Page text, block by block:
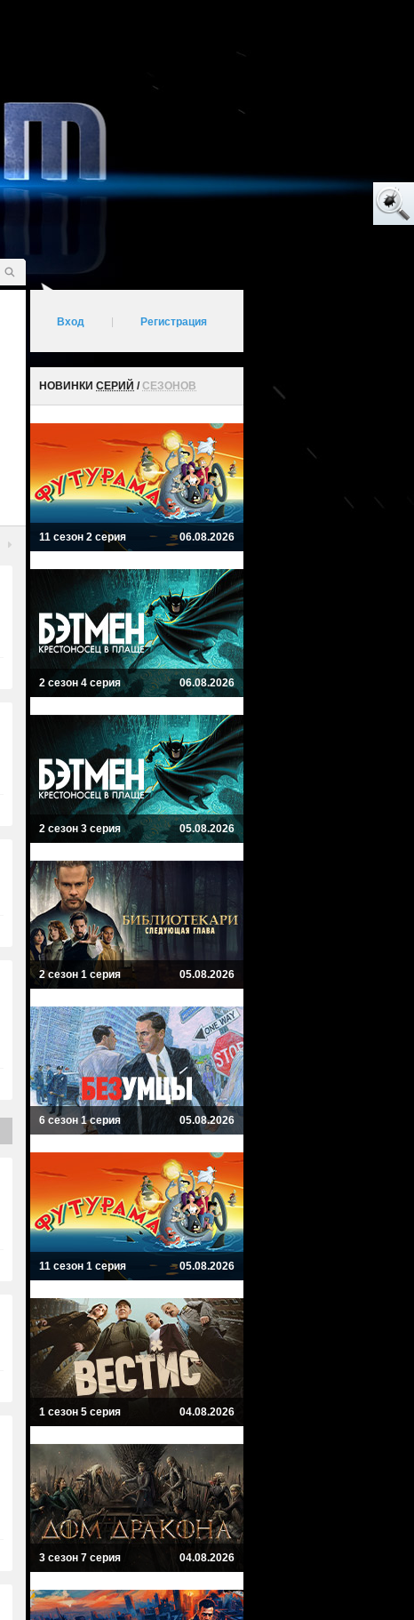
Вход Регистрация
НОВИНКИ СЕРИЙ /СЕЗОНОВ
11 сезон 2 серия 06.08.2026
2 сезон 4 серия 06.08.2026
2 сезон 3 серия 05.08.2026
2 сезон 1 серия 05.08.2026
6 сезон 1 серия 05.08.2026
11 сезон 1 серия 05.08.2026
1 сезон 5 серия 04.08.2026
3 сезон 7 серия 04.08.2026